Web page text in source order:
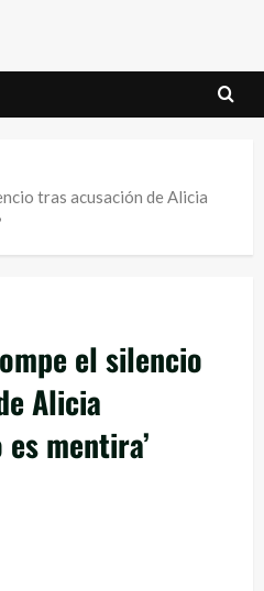
tras acusación de Alicia
el silencio
Alicia
mentira’